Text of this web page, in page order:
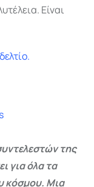
Είναι
της
για όλα τα
κόσμου. Μια